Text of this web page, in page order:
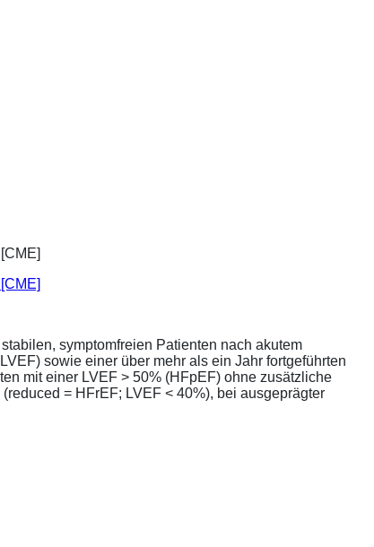
symptomfreien Patienten nach akutem
sowie einer über mehr als ein Jahr fortgeführten
mit einer LVEF > 50% (HFpEF) ohne zusätzliche
= HFrEF; LVEF < 40%), bei ausgeprägter